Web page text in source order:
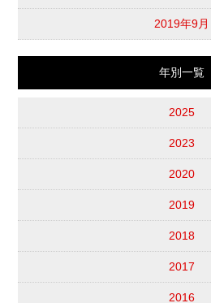
2019年9月
年別一覧
2025
2023
2020
2019
2018
2017
2016